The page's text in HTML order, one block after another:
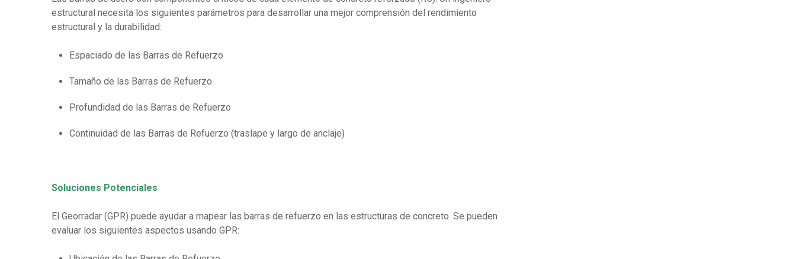
estructural necesita los siguientes parámetros para desarrollar una mejor comprensión del rendimiento
estructural y la durabilidad:
Espaciado de las Barras de Refuerzo
Tamaño de las Barras de Refuerzo
Profundidad de las Barras de Refuerzo
Continuidad de las Barras de Refuerzo (traslape y largo de anclaje)
Soluciones Potenciales
El Georradar (GPR) puede ayudar a mapear las barras de refuerzo en las estructuras de concreto. Se pueden
evaluar los siguientes aspectos usando GPR: